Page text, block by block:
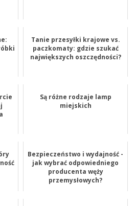
Tanie przesyłki krajowe vs.
paczkomaty: gdzie szukać
największych oszczędności?
Są różne rodzaje lamp
miejskich
Bezpieczeństwo i wydajność -
jak wybrać odpowiedniego
producenta węży
przemysłowych?